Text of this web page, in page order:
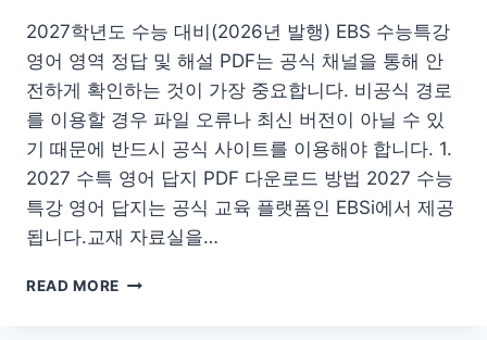
PC
전
2027학년도 수능 대비(2026년 발행) EBS 수능특강
영어 영역 정답 및 해설 PDF는 공식 채널을 통해 안
전하게 확인하는 것이 가장 중요합니다. 비공식 경로
를 이용할 경우 파일 오류나 최신 버전이 아닐 수 있
기 때문에 반드시 공식 사이트를 이용해야 합니다. 1.
2027 수특 영어 답지 PDF 다운로드 방법 2027 수능
특강 영어 답지는 공식 교육 플랫폼인 EBSi에서 제공
됩니다.교재 자료실을…
READ MORE 2027